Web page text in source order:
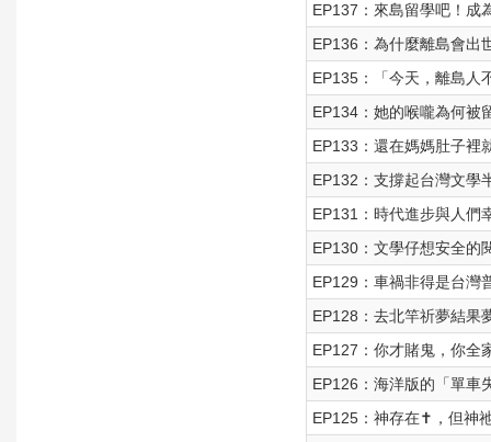
EP137：來島留學吧！成
EP136：為什麼離島會出
EP135：「今天，離島人
EP134：她的喉嚨為何被
EP133：還在媽媽肚子裡
EP132：支撐起台灣文學
EP131：時代進步與人
EP130：文學仔想安全
EP129：車禍非得是台
EP128：去北竿祈夢結
EP127：你才賭鬼，你
EP126：海洋版的「單
EP125：神存在✝️，但神